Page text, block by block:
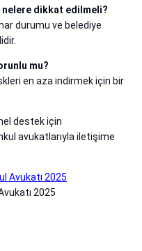
nelere dikkat edilmeli?
durumu ve belediye
mu?
en aza indirmek için bir
destek için
avukatlarıyla iletişime
2025